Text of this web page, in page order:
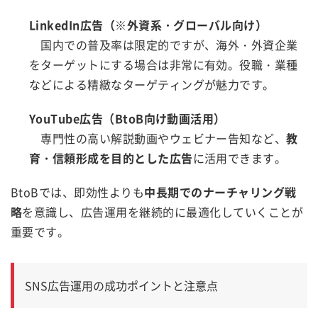
LinkedIn広告（※外資系・グローバル向け）
国内での普及率は限定的ですが、海外・外資企業
をターゲットにする場合は非常に有効。役職・業種
などによる精緻なターゲティングが魅力です。
YouTube広告（BtoB向け動画活用）
専門性の高い解説動画やウェビナー告知など、教
育・信頼形成を目的とした広告に活用できます。
BtoBでは、即効性よりも中長期でのナーチャリング戦
略を意識し、広告運用を継続的に最適化していくことが
重要です。
SNS広告運用の成功ポイントと注意点